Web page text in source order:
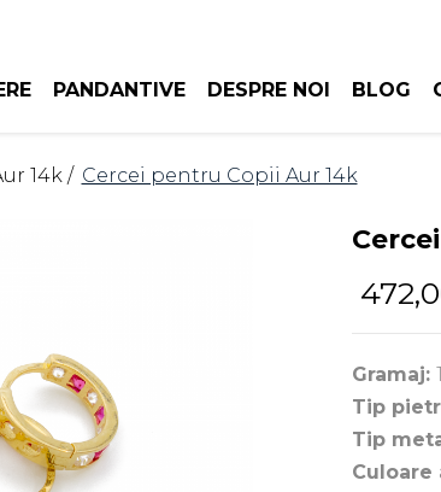
PANDANTIVE DESPRE NOI BLOG
14k / Cercei pentru Copii Aur 14k
Gramaj:
Tip
Tip
Culoare